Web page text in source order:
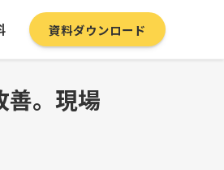
資料ダウンロード
善。現場